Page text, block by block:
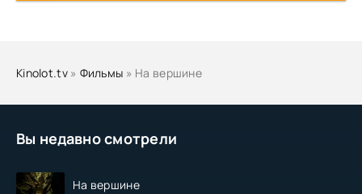
Вы недавно смотрели
На вершине
Kinolot.tv» Фильмы » На вершине